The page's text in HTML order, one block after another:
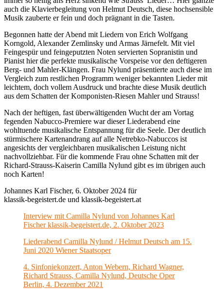
auch die Klavierbegleitung von Helmut Deutsch, diese hochsensible
Musik zauberte er fein und doch prägnant in die Tasten.
Begonnen hatte der Abend mit Liedern von Erich Wolfgang
Korngold, Alexander Zemlinsky und Armas Järnefelt. Mit viel
Feingespür und feingeputzten Noten servierten Sopranistin und
Pianist hier die perfekte musikalische Vorspeise vor den deftigeren
Berg- und Mahler-Klängen. Frau Nylund präsentierte auch diese im
Vergleich zum restlichen Programm weniger bekannten Lieder mit
leichtem, doch vollem Ausdruck und brachte diese Musik deutlich
aus dem Schatten der Komponisten-Riesen Mahler und Strauss!
Nach der heftigen, fast überwältigenden Wucht der am Vortag
fegenden Nabucco-Premiere war dieser Liederabend eine
wohltuende musikalische Entspannung für die Seele. Der deutlich
stürmischere Kartenandrang auf alle Netrebko-Nabuccos ist
angesichts der vergleichbaren musikalischen Leistung nicht
nachvollziehbar. Für die kommende Frau ohne Schatten mit der
Richard-Strauss-Kaiserin Camilla Nylund gibt es im übrigen auch
noch Karten!
Johannes Karl Fischer, 6. Oktober 2024 für
klassik-begeistert.de und klassik-begeistert.at
Interview mit Camilla Nylund von Johannes Karl
Fischer klassik-begeistert.de, 2. Oktober 2023
Liederabend Camilla Nylund / Helmut Deutsch am 15.
Juni 2020 Wiener Staatsoper
4. Sinfoniekonzert, Anton Webern, Richard Wagner,
Richard Strauss, Camilla Nylund, Deutsche Oper
Berlin, 4. Dezember 2021